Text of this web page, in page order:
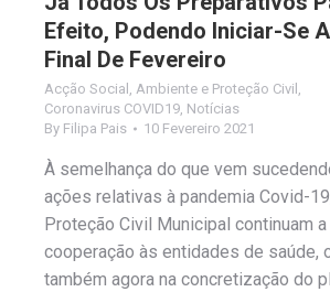
Efeito, Podendo Iniciar-Se
Final De Fevereiro
Acção Social , Ambiente e Proteção Civil ,
Coronavirus COVID19, Notícias
By Filipa Pais 10 Fevereiro 2021
À semelhança do que vem
ações relativas à pandemia Covid-
Proteção Civil Municipal continuam
cooperação às entidades de saúde,
também agora na concretização do